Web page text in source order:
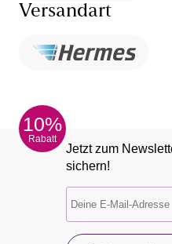
Versandart
10%
Rabatt
Jetzt zum
sichern!